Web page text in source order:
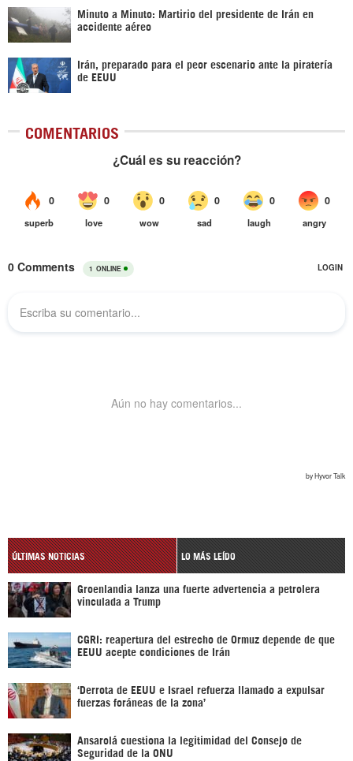
Minuto a Minuto: Martirio del presidente de Irán en
accidente aéreo
Irán, preparado para el peor escenario ante la piratería
de EEUU
COMENTARIOS
ÚLTIMAS NOTICIAS LO MÁS LEÍDO
Groenlandia lanza una fuerte advertencia a petrolera
vinculada a Trump
CGRI: reapertura del estrecho de Ormuz depende de que
EEUU acepte condiciones de Irán
‘Derrota de EEUU e Israel refuerza llamado a expulsar
fuerzas foráneas de la zona’
Ansarolá cuestiona la legitimidad del Consejo de
Seguridad de la ONU